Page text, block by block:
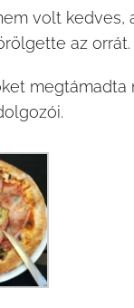
volt kedves,
az orrát.
megtámadta